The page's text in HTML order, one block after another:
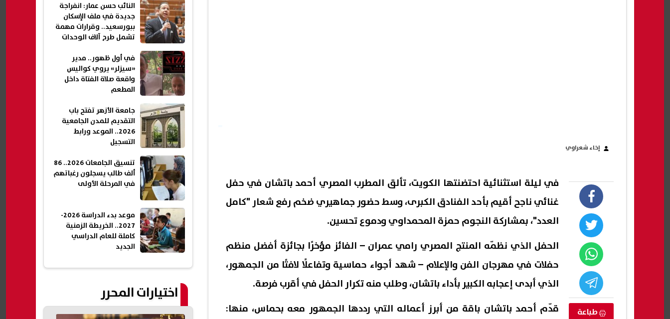
إخاء شعراوي
طباعة
في ليلة استثنائية احتضنتها الكويت، تألق المطرب المصري أحمد باتشان في حفل
غنائي ناجح أقيم بأحد الفنادق الكبرى، وسط حضور جماهيري ضخم رفع شعار "كامل
العدد"، بمشاركة النجوم حمزة المحمداوي ودموع تحسين.
الحفل الذي نظمّه المنتج المصري رامي عمران – الفائز مؤخرًا بجائزة أفضل منظم
حفلات في مهرجان الفن والإعلام – شهد أجواء حماسية وتفاعلًا لافتًا من الجمهور،
الذي أبدى إعجابه الكبير بأداء باتشان، وطلب منه تكرار الحفل في أقرب فرصة.
قدّم أحمد باتشان باقة من أبرز أعماله التي رددها الجمهور معه بحماس، منها:
النائب حسن عمار: انفراجة
جديدة في ملف الإسكان
ببورسعيد.. وقرارات مهمة
تشمل طرح آلاف الوحدات
في أول ظهور.. مدير
«سيزلر» يروي كواليس
واقعة صلاة الفتاة داخل
المطعم
جامعة الأزهر تفتح باب
التقديم للمدن الجامعية
2026.. الموعد ورابط
التسجيل
تنسيق الجامعات 2026.. 86
ألف طالب يسجلون رغباتهم
في المرحلة الأولى
موعد بدء الدراسة 2026-
2027.. الخريطة الزمنية
كاملة للعام الدراسي
الجديد
اختيارات المحرر